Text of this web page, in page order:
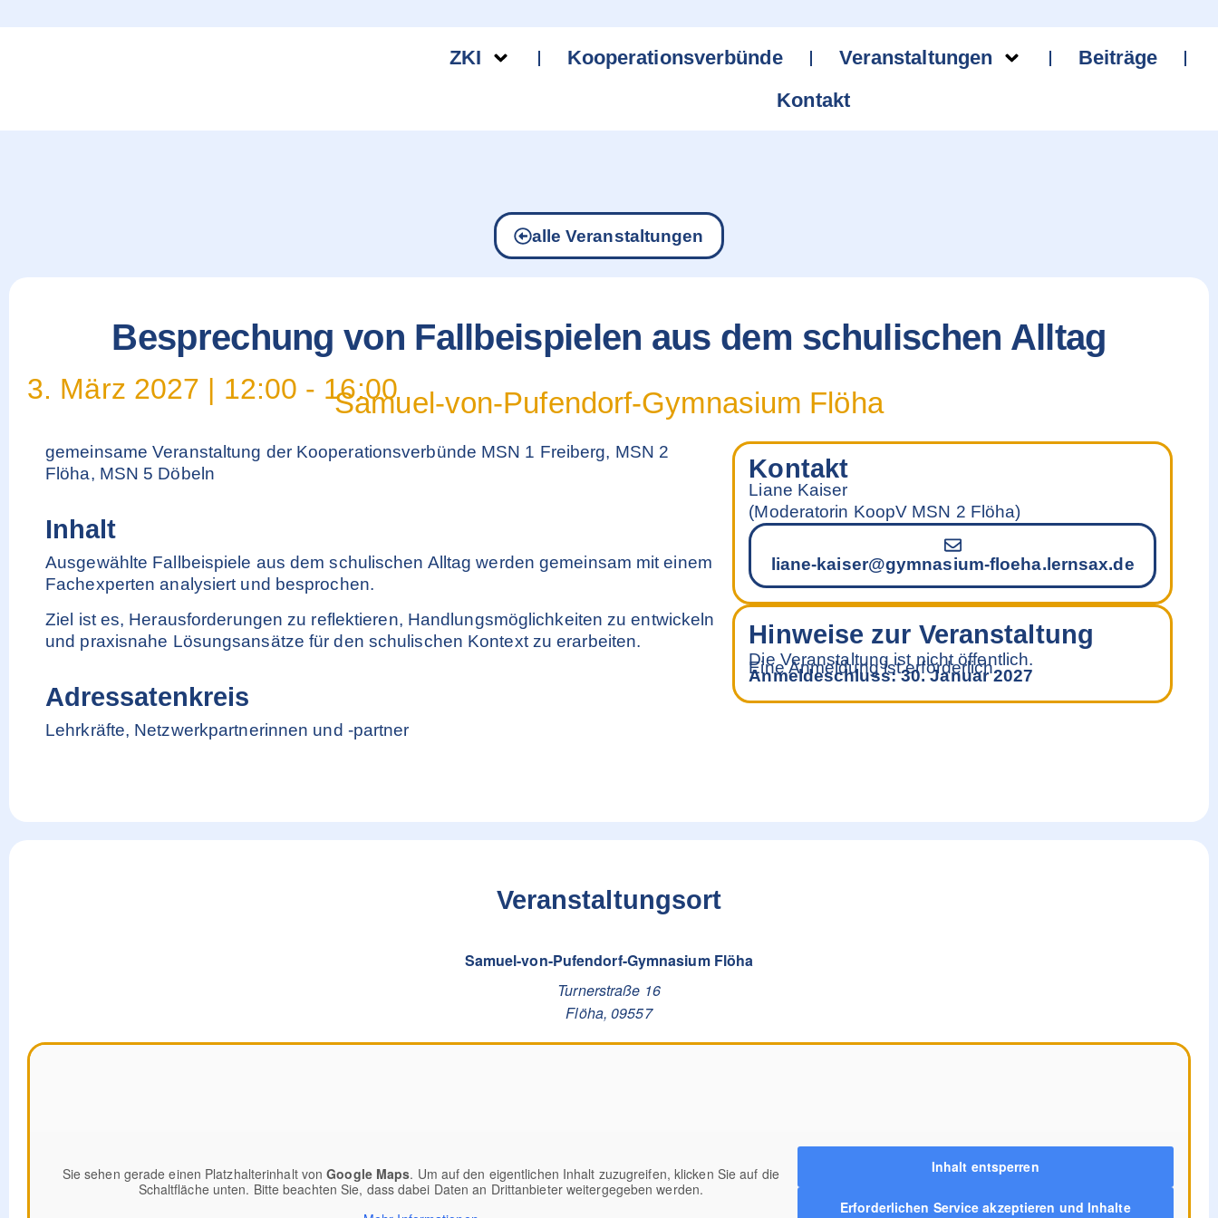
ZKI Kooperationsverbünde Veranstaltungen
Beiträge
Kontakt
alle Veranstaltungen
Besprechung von Fallbeispielen aus dem schulischen Alltag
3. März 2027 | 12:00 - 16:00
Samuel-von-Pufendorf-Gymnasium Flöha
gemeinsame Veranstaltung der Kooperationsverbünde MSN 1 Freiberg, MSN 2
Flöha, MSN 5 Döbeln
Inhalt
Ausgewählte Fallbeispiele aus dem schulischen Alltag werden gemeinsam mit einem
Fachexperten analysiert und besprochen.
Ziel ist es, Herausforderungen zu reflektieren, Handlungsmöglichkeiten zu entwickeln
und praxisnahe Lösungsansätze für den schulischen Kontext zu erarbeiten.
Adressatenkreis
Lehrkräfte, Netzwerkpartnerinnen und -partner
Kontakt
Liane Kaiser
(Moderatorin KoopV MSN 2 Flöha)
liane-kaiser@gymnasium-floeha.lernsax.de
Hinweise zur Veranstaltung
Die Veranstaltung ist nicht öffentlich.
Eine Anmeldung ist erforderlich.
Anmeldeschluss: 30. Januar 2027
Veranstaltungsort
Samuel-von-Pufendorf-Gymnasium Flöha
Turnerstraße 16
Flöha, 09557
Sie sehen gerade einen Platzhalterinhalt vonGoogle Maps. Um auf den eigentlichen Inhalt zuzugreifen, klicken Sie auf die
Schaltfläche unten. Bitte beachten Sie, dass dabei Daten an Drittanbieter weitergegeben werden.
Inhalt entsperren
Erforderlichen Service akzeptieren und Inhalte